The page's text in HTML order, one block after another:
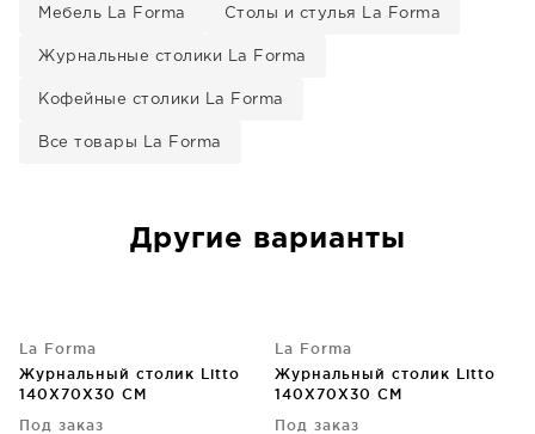
Мебель La Forma Столы и стулья La Forma
Журнальные столики La Forma
Кофейные столики La Forma
Все товары La Forma
Другие варианты
La Forma
Журнальный столик Litto
140X70X30 CM
Под заказ
La Forma
Журнальный столик Litto
140X70X30 CM
Под заказ